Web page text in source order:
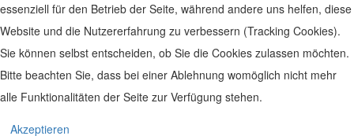
© 2019 Leben im Zentrum. Realisiert von www.geh-online.eu
Impressum|
essenziell für den Betrieb der Seite, während andere uns helfen, diese
Website und die Nutzererfahrung zu verbessern (Tracking Cookies).
Sie können selbst entscheiden, ob Sie die Cookies zulassen möchten.
Bitte beachten Sie, dass bei einer Ablehnung womöglich nicht mehr
alle Funktionalitäten der Seite zur Verfügung stehen.
Akzeptieren